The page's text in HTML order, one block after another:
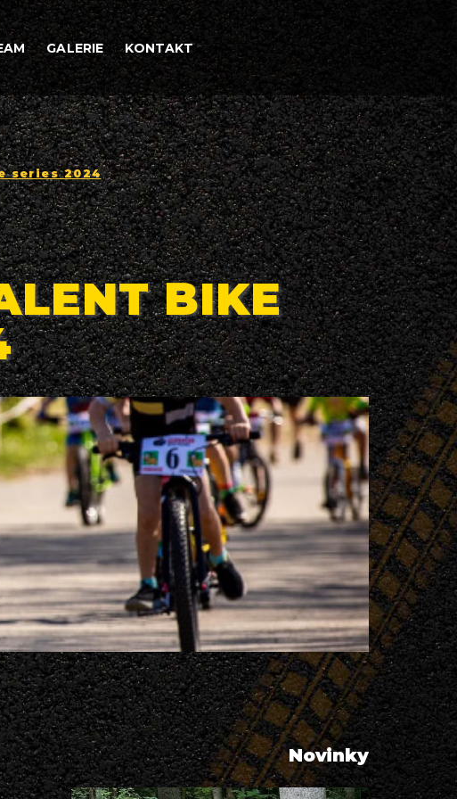
GALERIE KONTAKT
series 2024
BIKE
Novinky